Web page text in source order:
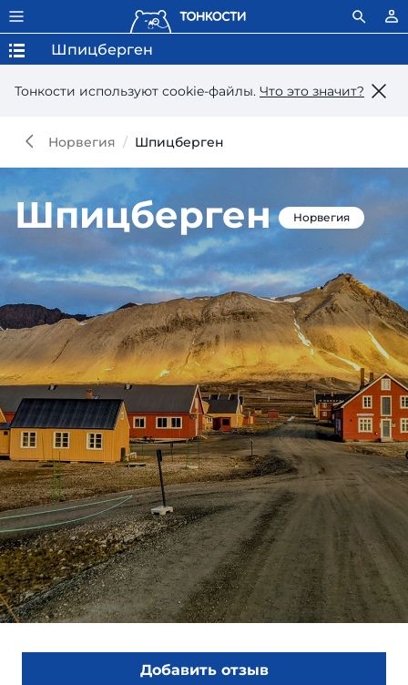
Тонкости используют сookie-файлы. Что это значит?
Шпицберген
Норвегия Шпицберген
Шпицберген Норвегия
Добавить отзыв